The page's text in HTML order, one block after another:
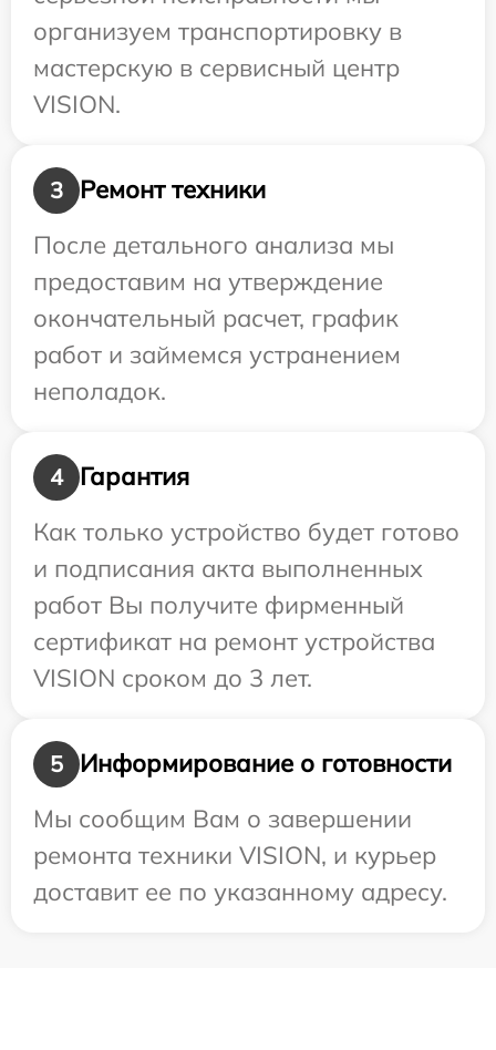
организуем транспортировку в
мастерскую в сервисный центр
VISION.
3
Ремонт техники
После детального анализа мы
предоставим на утверждение
окончательный расчет, график
работ и займемся устранением
неполадок.
4
Гарантия
Как только устройство будет готово
и подписания акта выполненных
работ Вы получите фирменный
сертификат на ремонт устройства
VISION сроком до 3 лет.
5
Информирование о готовности
Мы сообщим Вам о завершении
ремонта техники VISION, и курьер
доставит ее по указанному адресу.